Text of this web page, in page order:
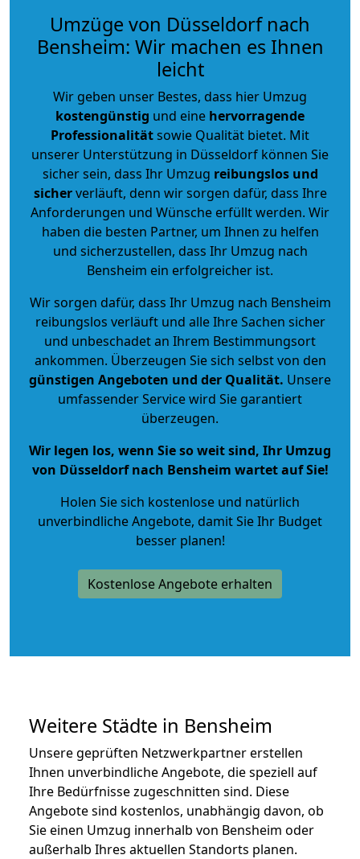
Umzüge von Düsseldorf nach
Bensheim: Wir machen es Ihnen
leicht
Wir geben unser Bestes, dass hier Umzug
kostengünstig und eine hervorragende
Professionalitätsowie Qualität bietet. Mit
unserer Unterstützung in Düsseldorf können Sie
sicher sein, dass Ihr Umzug reibungslos und
sicherverläuft, denn wir sorgen dafür, dass Ihre
Anforderungen und Wünsche erfüllt werden. Wir
haben die besten Partner, um Ihnen zu helfen
und sicherzustellen, dass Ihr Umzug nach
Bensheim ein erfolgreicher ist.
Wir sorgen dafür, dass Ihr Umzug nach Bensheim
reibungslos verläuft und alle Ihre Sachen sicher
und unbeschadet an Ihrem Bestimmungsort
ankommen. Überzeugen Sie sich selbst von den
günstigen Angeboten und der Qualität. Unsere
umfassender Service wird Sie garantiert
überzeugen.
Wir legen los, wenn Sie so weit sind, Ihr Umzug
von Düsseldorf nach Bensheim wartet auf Sie!
Holen Sie sich kostenlose und natürlich
unverbindliche Angebote, damit Sie Ihr Budget
besser planen!
Kostenlose Angebote erhalten
Weitere Städte in Bensheim
Unsere geprüften Netzwerkpartner erstellen
Ihnen unverbindliche Angebote, die speziell auf
Ihre Bedürfnisse zugeschnitten sind. Diese
Angebote sind kostenlos, unabhängig davon, ob
Sie einen Umzug innerhalb von Bensheim oder
außerhalb Ihres aktuellen Standorts planen.